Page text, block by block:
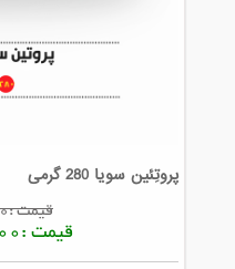
پروتِئین سویا 280 گرمی
قیمت :227,000تومان
قیمت :223,000تومان